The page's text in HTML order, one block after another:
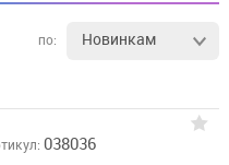
по: Новинкам
038036